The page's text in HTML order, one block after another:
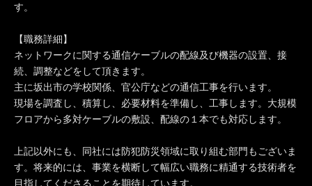
す。
【職務詳細】
ネットワークに関する通信ケーブルの配線及び機器の設置、接
続、調整などをして頂きます。
主に坂出市の学校関係、官公庁などの通信工事を行います。
現場を調査し、積算し、必要材料を準備し、工事します。大規模
フロアから多対ケーブルの敷設、配線の１本でも対応します。
上記以外にも、同社には防犯防災領域に取り組む部門もございま
す。将来的には、事業を横断して幅広い職務に精通する技術者を
目指してくださることを期待しています。